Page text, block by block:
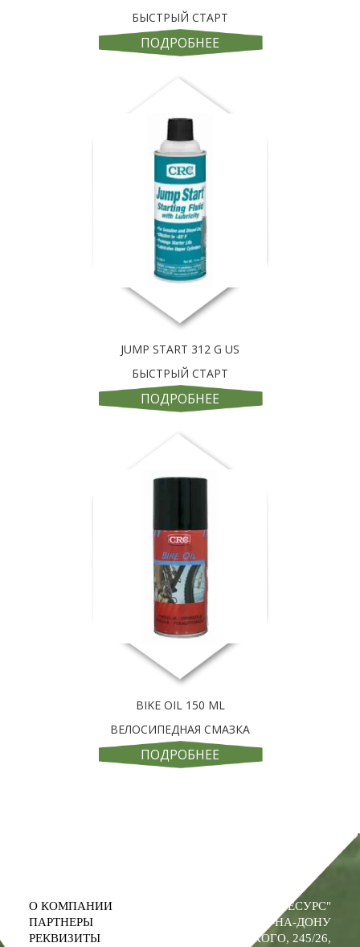
БЫСТРЫЙ СТАРТ
ПОДРОБНЕЕ
JUMP START 312 G US
БЫСТРЫЙ СТАРТ
ПОДРОБНЕЕ
BIKE OIL 150 ML
ВЕЛОСИПЕДНАЯ СМАЗКА
ПОДРОБНЕЕ
О КОМПАНИИ
ПАРТНЕРЫ
РЕКВИЗИТЫ
ООО "ПРОМРЕСУРС"
РОСТОВ-НА-ДОНУ
УЛ. М. ГОРЬКОГО, 245/26,